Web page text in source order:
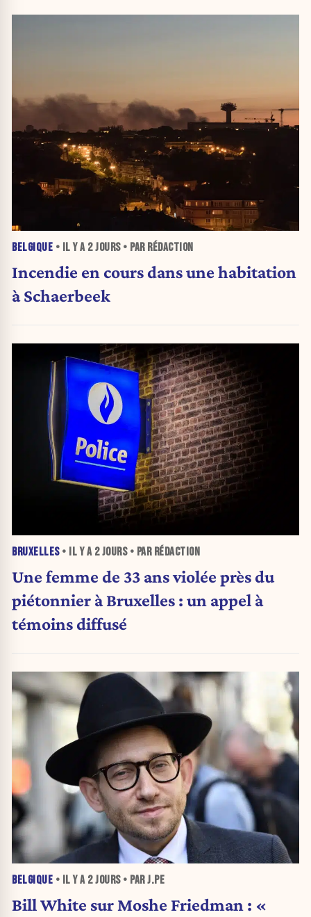
BELGIQUE • IL Y A 2 JOURS• PAR RÉDACTION
Incendie en cours dans une habitation
à Schaerbeek
BRUXELLES• IL Y A 2 JOURS• PAR RÉDACTION
Une femme de 33 ans violée près du
piétonnier à Bruxelles : un appel à
témoins diffusé
BELGIQUE • IL Y A 2 JOURS• PAR J.PE
Bill White sur Moshe Friedman : «